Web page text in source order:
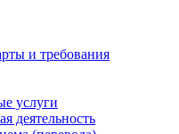
и требования
услуги
деятельность